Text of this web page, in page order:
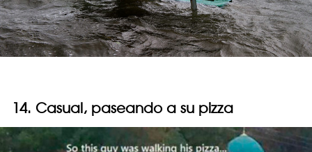
14. Casual, paseando a su pizza